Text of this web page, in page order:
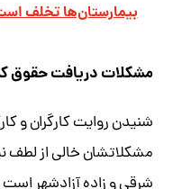
بیمارستان‌ها تخلف
مشکلات دریافت حقوق
شنیدن روایت کارگران و
مشکلاتشان خالی از لطف
شرقی و زاده آزادشهر است